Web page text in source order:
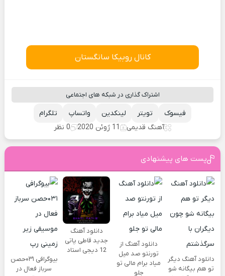
کانال روبیکا سانگستان
اشتراک گذاری در شبکه های اجتماعی
تلگرام واتساپ لینکدین تویتر
فیسوک
آهنگ قدیمی
11 ژوئن 2020 0 نظر
پست های پیشنهادی
دانلود آهنگ دیگر
تو هم بیگانه شو
دانلود آهنگ از
تورنتو صد میل
میاد برام مالی تو
جلو
دانلود آهنگ
جدید قاطی پاتی
12 دیجی استاد
بیوگرافی ۰۳۱حصن
سرباز فعال در